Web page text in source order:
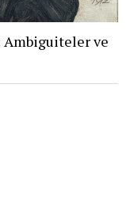
Ambiguiteler ve